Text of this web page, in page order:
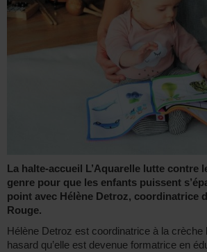
La halte-accueil L’Aquarelle lutte contre
genre pour que les enfants puissent
point avec Hélène Detroz, coordinatrice
Rouge.
Hélène Detroz est coordinatrice à la crèche
hasard qu’elle est devenue formatrice en